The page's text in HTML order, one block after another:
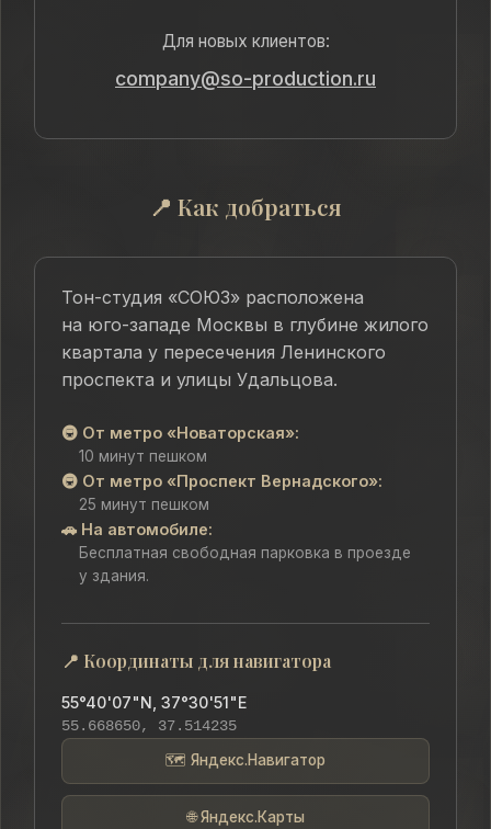
Для новых клиентов:
company@so-production.ru
📍 Как добраться
Тон-студия «СОЮЗ» расположена
на юго-западе Москвы в глубине жилого
квартала у пересечения Ленинского
проспекта и улицы Удальцова.
🚇 От метро «Новаторская»:
10 минут пешком
🚇 От метро «Проспект Вернадского»:
25 минут пешком
🚗 На автомобиле:
Бесплатная свободная парковка в проезде
у здания.
📍 Координаты для навигатора
55°40'07"N, 37°30'51"E
55.668650, 37.514235
🗺️ Яндекс.Навигатор
🌐 Яндекс.Карты